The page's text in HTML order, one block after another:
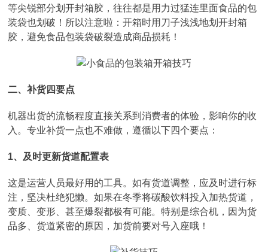
等尖锐部分划开封箱胶，往往都是用力过猛连里面食品的包
装袋也划破！所以注意啦：开箱时用刀子浅浅地划开封箱
胶，避免食品包装袋破裂造成商品损耗！
二、补货四要点
机器出货的流畅程度直接关系到消费者的体验，影响你的收
入。专业补货一点也不难做，遵循以下四个要点：
1、及时更新货道配置表
这是运营人员最好用的工具。如有货道调整，应及时进行标
注，坚决杜绝犯懒。如果在冬季将碳酸饮料投入加热货道，
变质、变形、甚至爆裂都极有可能。特别是综合机，因为货
品多、货道紧密的原因，加货前要对号入座哦！